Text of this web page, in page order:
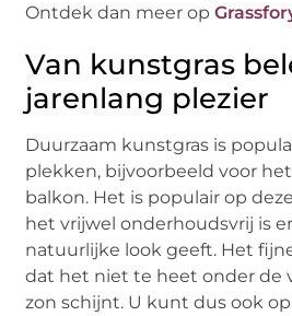
Ontdek dan meer op
Van kunstgras
jarenlang plezier
Duurzaam kunstgras is
plekken, bijvoorbeeld voor
balkon. Het is populair op
het vrijwel onderhoudsvrij is
natuurlijke look geeft. Het
dat het niet te heet onder de
zon schijnt. U kunt dus ook